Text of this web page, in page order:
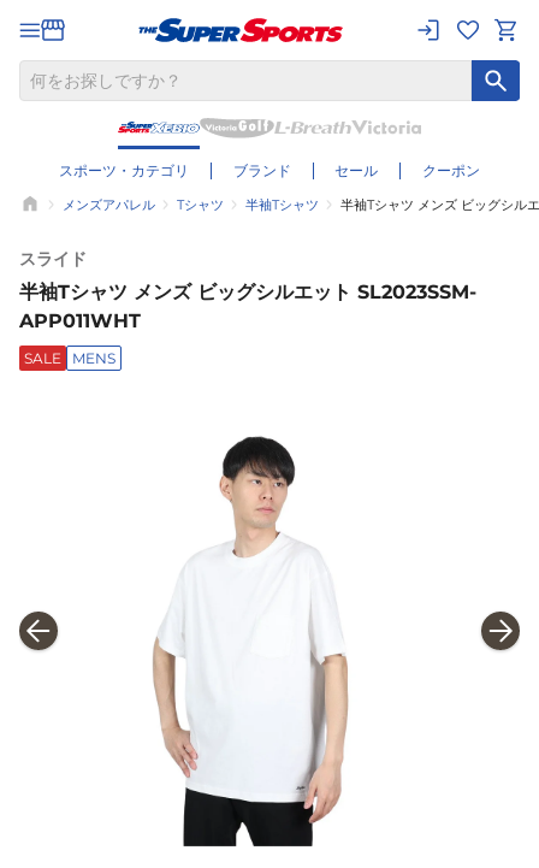
スポーツ・カテゴリ ブランド セール クーポン
メンズアパレル Tシャツ 半袖Tシャツ 半袖Tシャツ メンズ ビッグシル
スライド
半袖Tシャツ メンズ ビッグシルエット SL2023SSM-
APP011WHT
SALE MENS